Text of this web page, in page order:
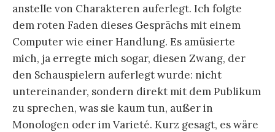
anstelle von Charakteren auferlegt. Ich folgte
dem roten Faden dieses Gesprächs mit einem
Computer wie einer Handlung. Es amüsierte
mich, ja erregte mich sogar, diesen Zwang, der
den Schauspielern auferlegt wurde: nicht
untereinander, sondern direkt mit dem Publikum
zu sprechen, was sie kaum tun, außer in
Monologen oder im Varieté. Kurz gesagt, es wäre